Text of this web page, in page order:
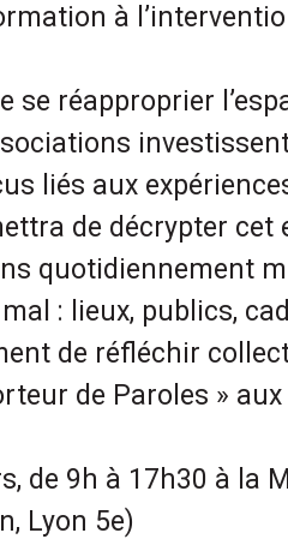
à
se réapproprier
liés aux
de décrypter cet
quotidiennement
: lieux, publics,
de réfléchir
de Paroles »
de 9h à 17h30 à la
Lyon 5e)